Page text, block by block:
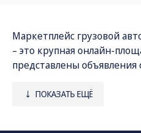
Маркетплейс грузовой
– это крупная онлайн-
представлены
всей России. Мы
ПОКАЗАТЬ ЕЩЁ